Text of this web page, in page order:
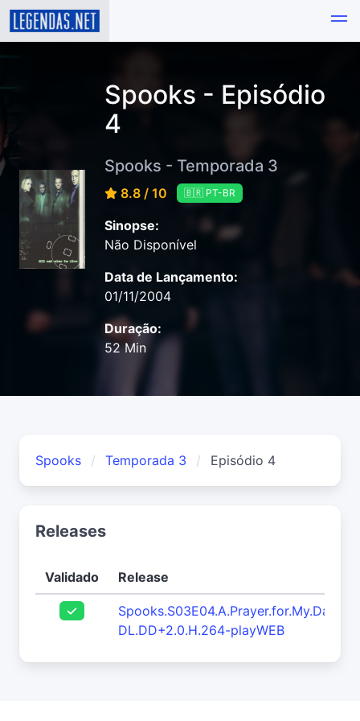
Spooks - Episódio
4
Spooks - Temporada 3
8.8 / 10 🇧🇷 PT-BR
Sinopse:
Não Disponível
Data de Lançamento:
01/11/2004
Duração:
52 Min
Spooks Temporada 3 Episódio 4
Releases
Validado Release
DL.DD+2.0.H.264-playWEB